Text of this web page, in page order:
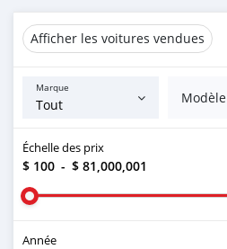
Afficher les voitures vendues
Marque
Modèle
Échelle des prix
$ 100 - $ 81,000,001
Année